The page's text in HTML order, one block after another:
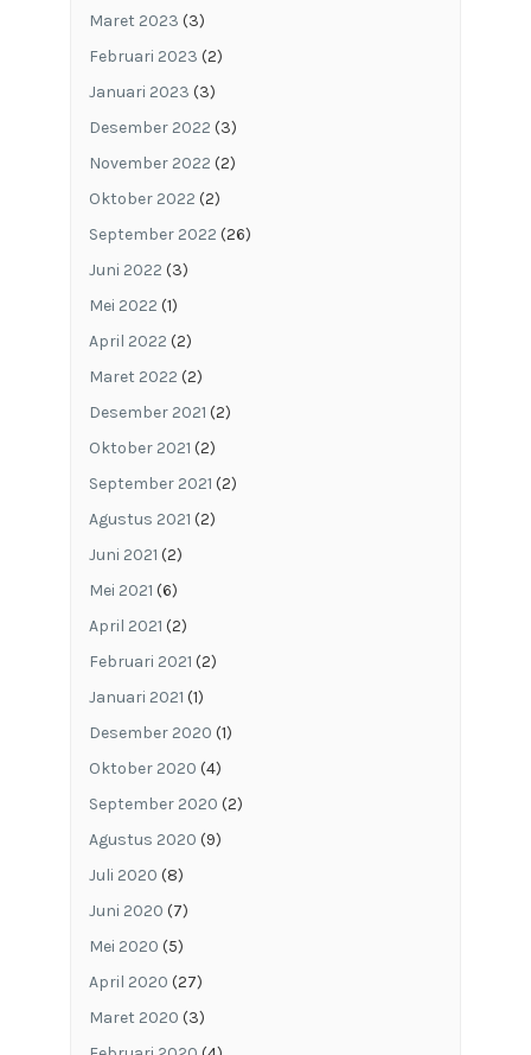
Maret 2023 (3)
Februari 2023 (2)
Januari 2023 (3)
Desember 2022 (3)
November 2022 (2)
Oktober 2022 (2)
September 2022 (26)
Juni 2022 (3)
Mei 2022 (1)
April 2022 (2)
Maret 2022 (2)
Desember 2021 (2)
Oktober 2021 (2)
September 2021 (2)
Agustus 2021 (2)
Juni 2021 (2)
Mei 2021 (6)
April 2021 (2)
Februari 2021 (2)
Januari 2021 (1)
Desember 2020 (1)
Oktober 2020 (4)
September 2020 (2)
Agustus 2020 (9)
Juli 2020 (8)
Juni 2020 (7)
Mei 2020 (5)
April 2020 (27)
Maret 2020 (3)